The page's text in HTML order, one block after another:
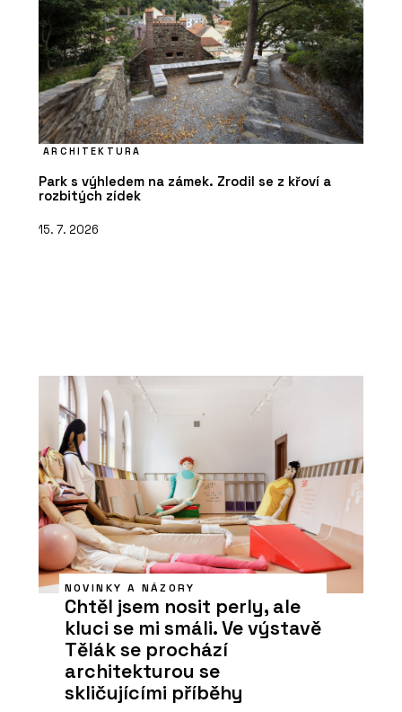
ARCHITEKTURA
Park s výhledem na zámek. Zrodil se z křoví a
rozbitých zídek
15. 7. 2026
NOVINKY A NÁZORY
Chtěl jsem nosit perly, ale
kluci se mi smáli. Ve výstavě
Tělák se prochází
architekturou se
skličujícími příběhy